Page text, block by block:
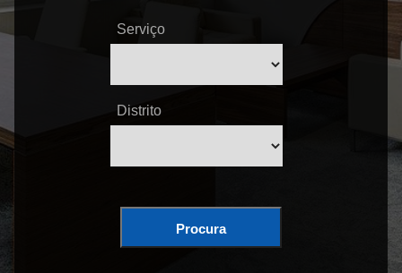
Serviço
Distrito
Procura